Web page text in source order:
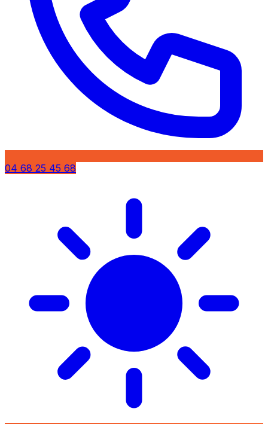
04 68 25 45 68